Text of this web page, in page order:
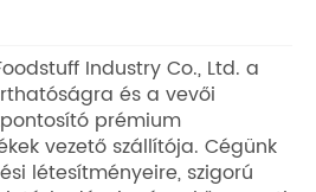
Industry Co., Ltd. a
és a vevői
prémium
vezető szállítója. Cégünk
létesítményeire, szigorú